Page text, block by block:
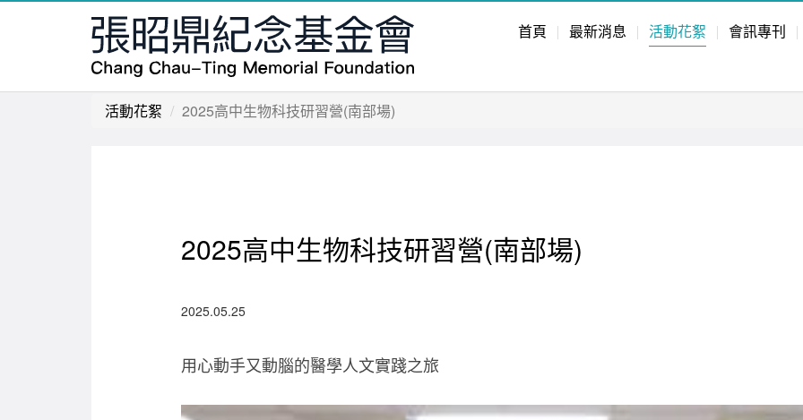
首頁 最新消息 活動花絮 會訊專刊
活動花絮 2025高中生物科技研習營(南部場)
2025高中生物科技研習營(南部場)
2025.05.25
用心動手又動腦的醫學人文實踐之旅